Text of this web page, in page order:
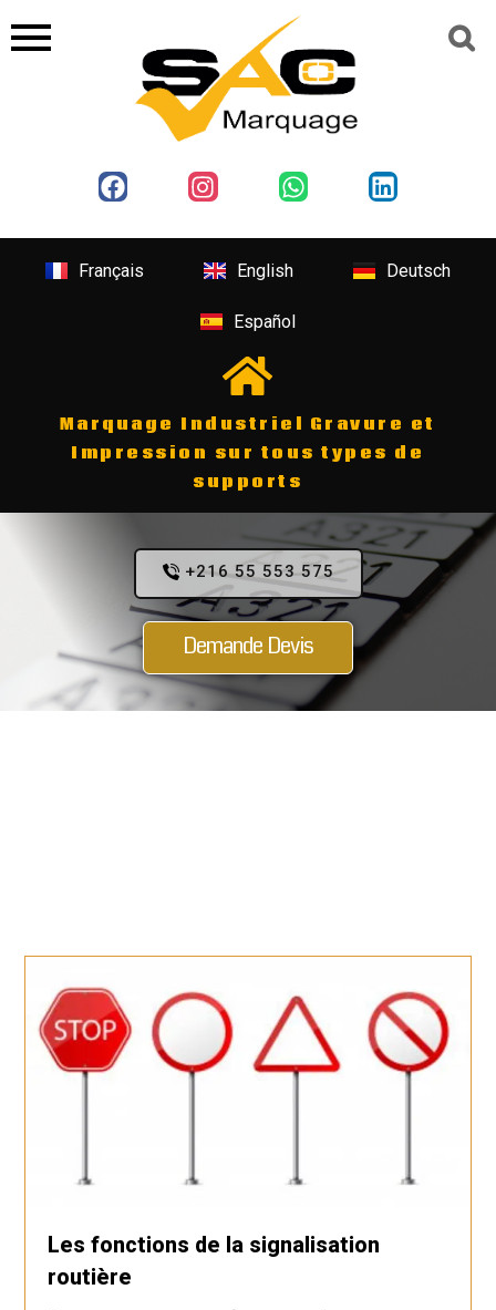
Français English Deutsch
Español
Marquage Industriel Gravure et
Impression sur tous types de
supports
+216 55 553 575
Demande Devis
Les fonctions de la signalisation
routière